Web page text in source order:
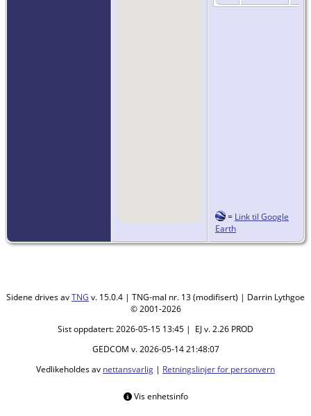
= Link til Google
Earth
Sidene drives avTNG v. 15.0.4 | TNG-mal nr. 13 (modifisert) | Darrin Lythgoe
© 2001-2026
Sist oppdatert: 2026-05-15 13:45 | EJ v. 2.26 PROD
GEDCOM v. 2026-05-14 21:48:07
Vedlikeholdes av nettansvarlig | Retningslinjer for personvern
Vis enhetsinfo